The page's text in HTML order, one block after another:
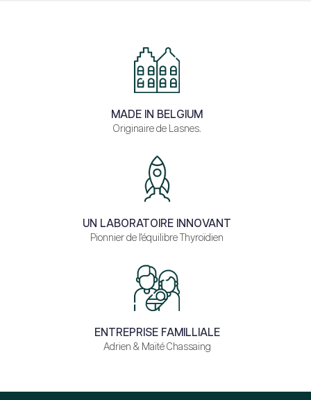
MADE IN BELGIUM
Originaire de Lasnes.
UN LABORATOIRE INNOVANT
Pionnier de l'équilibre Thyroïdien
ENTREPRISE FAMILLIALE
Adrien & Maïté Chassaing